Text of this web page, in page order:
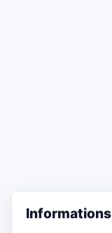
Informations